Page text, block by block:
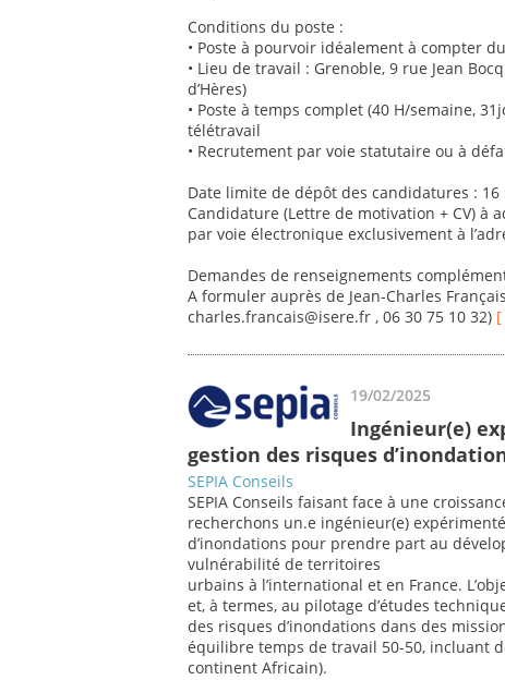
Conditions du poste :
• Poste à pourvoir idéalement à compter
• Lieu de travail : Grenoble, 9 rue Jean
d’Hères)
• Poste à temps complet (40 H/semaine,
télétravail
• Recrutement par voie statutaire ou à
Date limite de dépôt des candidatures : 16
Candidature (Lettre de motivation + CV) à
par voie électronique exclusivement à
Demandes de renseignements
A formuler auprès de Jean-Charles
charles.francais@isere.fr , 06 30 75 10 32)
19/02/2025
Ingénieur(e)
gestion des risques
SEPIA Conseils
SEPIA Conseils faisant face à une
recherchons un.e ingénieur(e)
d’inondations pour prendre part au
vulnérabilité de territoires
urbains à l’international et en France.
et, à termes, au pilotage d’études
des risques d’inondations dans des
équilibre temps de travail 50-50, incluant
continent Africain).